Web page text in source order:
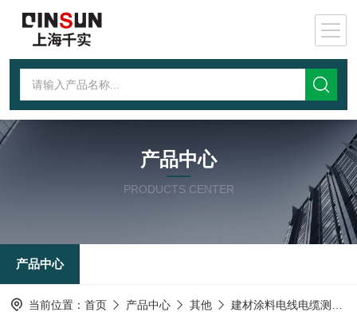
产品中心
PRODUCTS CENTER
产品中心
当前位置： 首页 产品中心 其他 建材涂料电线电缆测试仪